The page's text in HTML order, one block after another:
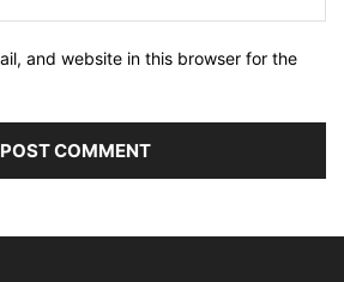
and website in this browser for the